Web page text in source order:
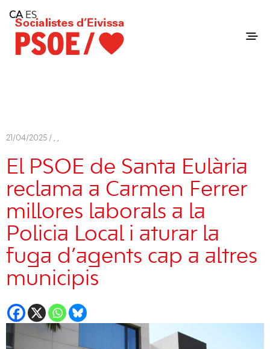
Consell Insular d'Eivissa
Services
Contact
21/04/2025 / , ,
El PSOE de Santa Eulària
reclama a Carmen Ferrer
millores laborals a la
Policia Local i aturar la
fuga d’agents cap a altres
municipis
CA ES